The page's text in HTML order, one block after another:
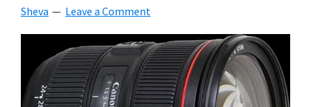
-
Traveling
Sheva Leave a Comment